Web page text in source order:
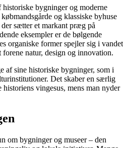
bygninger og moderne
og klassiske byhuse
sætter et markant præg på
eksempler er de bølgende
organiske former spejler sig i vandet
natur, design og innovation.
af sine historiske bygninger, som i
Det skaber en særlig
vingesus, mens man nyder
om bygninger og museer – den